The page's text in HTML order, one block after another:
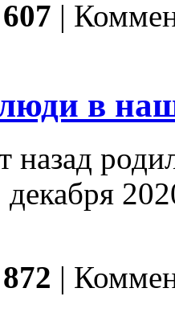
607 |
в
назад
872 |